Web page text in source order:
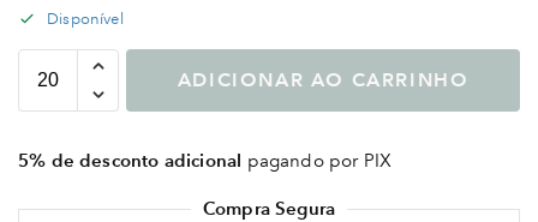
Disponível
ADICIONAR AO CARRINHO
5% de desconto adicional pagando por PIX
Compra Segura